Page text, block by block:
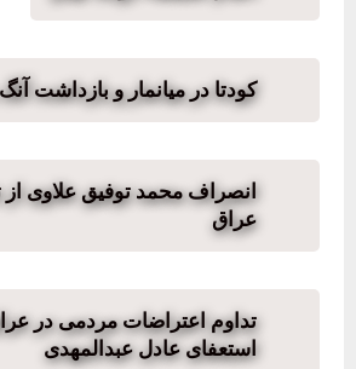
کودتا در میانمار و بازداشت
انصراف محمد توفیق علاوی از
عراق
تداوم اعتراضات مردمی در
استعفای عادل عبدالمهدی